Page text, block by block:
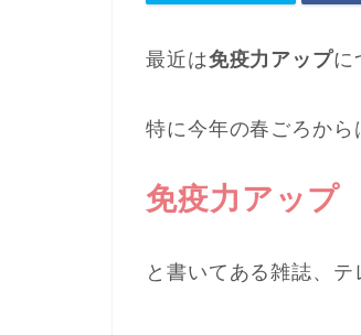
最近は免疫力アップに
特に今年の春ごろから
免疫力アップ
と書いてある雑誌、